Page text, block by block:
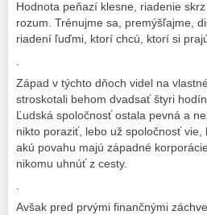
Hodnota peňazí klesne, riadenie
rozum. Trénujme sa, premýšľajme,
riadení ľuďmi, ktorí chcú, ktorí si
Západ v týchto dňoch videl na
stroskotali behom dvadsať štyri
Ľudská spoločnosť ostala pevná a
nikto poraziť, lebo už spoločnosť
akú povahu majú západné
nikomu uhnúť z cesty.
Avšak pred prvými finančnými